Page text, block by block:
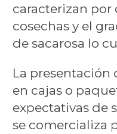
caracterizan
cosechas y el
de sacarosa lo
La
en cajas o
expectativas de
se comercializa